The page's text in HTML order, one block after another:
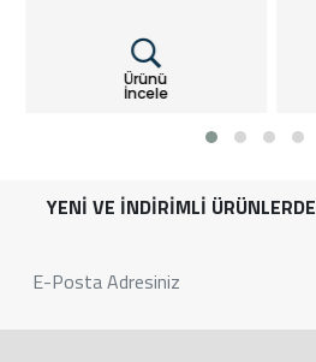
Ürünü
İncele
YENİ VE İNDİRİMLİ